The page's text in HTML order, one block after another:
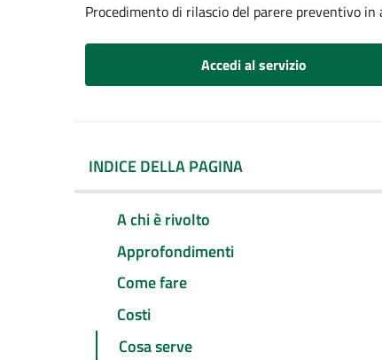
Procedimento di rilascio del parere preventivo in
Accedi al servizio
INDICE DELLA PAGINA
A chi è rivolto
Approfondimenti
Come fare
Costi
Cosa serve